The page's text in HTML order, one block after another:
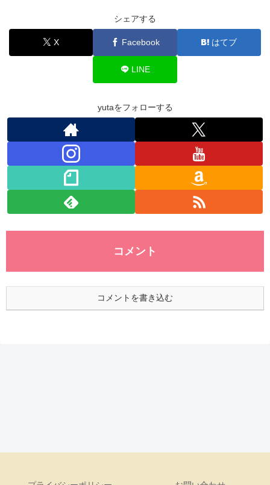
e
b
er
e
dI
at
s
A
p
p
ck
et
シェアする
X Facebook はてブ
LINE
yutaをフォローする
コメント
コメントを書き込む